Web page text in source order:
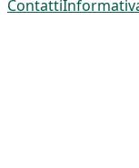
Contatti